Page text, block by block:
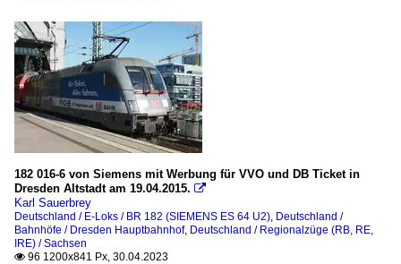
182 016-6 von Siemens mit Werbung für VVO und DB Ticket in
Dresden Altstadt am 19.04.2015. 
Karl Sauerbrey
Deutschland / E-Loks / BR 182 (SIEMENS ES 64 U2), Deutschland /
Bahnhöfe / Dresden Hauptbahnhof, Deutschland / Regionalzüge (RB, RE,
IRE) / Sachsen
 96 1200x841 Px, 30.04.2023